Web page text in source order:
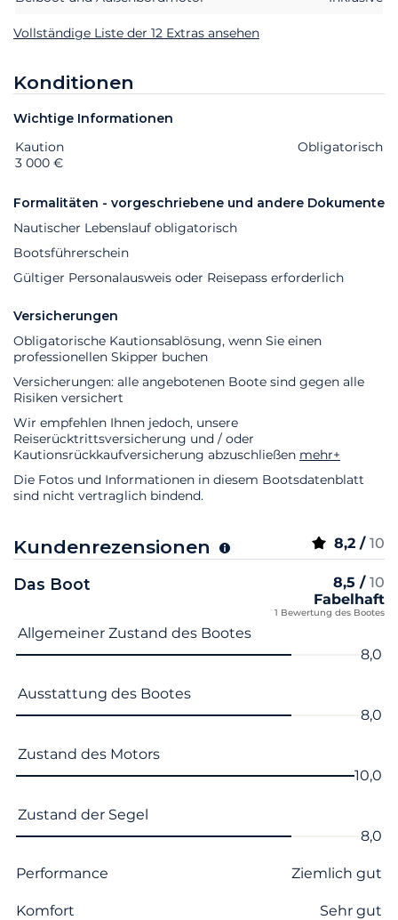
Vollständige Liste der 12 Extras ansehen
Konditionen
Wichtige Informationen
Extras Status
Kaution
Obligatorisch
3 000 €
Formalitäten - vorgeschriebene und andere Dokumente
Nautischer Lebenslauf obligatorisch
Bootsführerschein
Gültiger Personalausweis oder Reisepass erforderlich
Versicherungen
Obligatorische Kautionsablösung, wenn Sie einen
professionellen Skipper buchen
Versicherungen: alle angebotenen Boote sind gegen alle
Risiken versichert
Wir empfehlen Ihnen jedoch, unsere
Reiserücktrittsversicherung und / oder
Kautionsrückkaufversicherung abzuschließen mehr+
Die Fotos und Informationen in diesem Bootsdatenblatt
sind nicht vertraglich bindend.
Kundenrezensionen 8,2 / 10
Das Boot 8,5 / 10
Fabelhaft
1 Bewertung des Bootes
Name des Kriteriums Note
Allgemeiner Zustand des Bootes
8,0
Ausstattung des Bootes
8,0
Zustand des Motors
10,0
Zustand der Segel
8,0
Performance Ziemlich gut
Komfort Sehr gut